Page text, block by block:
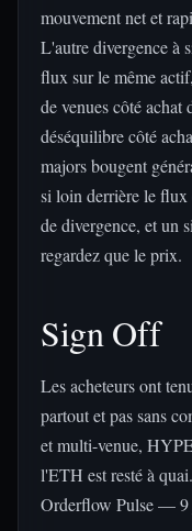
mouvement net et
L'autre divergence à
flux sur le même
de venues côté
déséquilibre côté
majors bougent
si loin derrière le flux
de divergence, et un
regardez que le prix.
Sign Off
Les acheteurs ont
partout et pas sans
et multi-venue,
l'ETH est resté à
Orderflow Pulse — 9